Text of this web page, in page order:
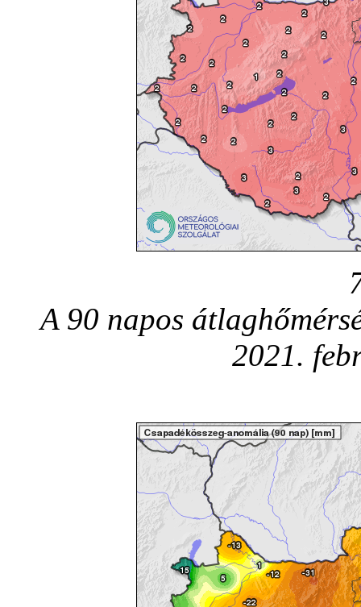
A 90 napos
2021.